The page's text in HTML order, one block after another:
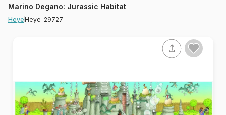
Marino Degano: Jurassic Habitat
HeyeHeye-29727